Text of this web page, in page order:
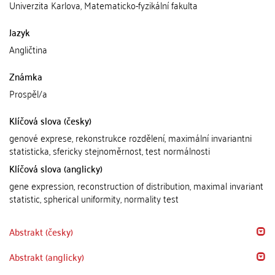
Univerzita Karlova, Matematicko-fyzikální fakulta
Jazyk
Angličtina
Známka
Prospěl/a
Klíčová slova (česky)
genové exprese, rekonstrukce rozdělení, maximální invariantni
statisticka, sfericky stejnoměrnost, test normálnosti
Klíčová slova (anglicky)
gene expression, reconstruction of distribution, maximal invariant
statistic, spherical uniformity, normality test
Abstrakt (česky)
Abstrakt (anglicky)